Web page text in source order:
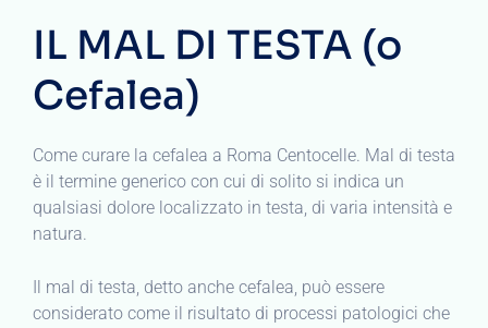
IL MAL DI TESTA (o
Cefalea)
Come curare la cefalea a Roma Centocelle. Mal di testa
è il termine generico con cui di solito si indica un
qualsiasi dolore localizzato in testa, di varia intensità e
natura.
Il mal di testa, detto anche cefalea, può essere
considerato come il risultato di processi patologici che